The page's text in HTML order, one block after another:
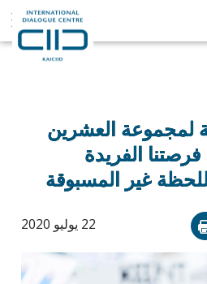
لمجموعة العشرين
كوفيد-19: فرصتنا الفريدة
غير المسبوقة
22 يوليو 2020